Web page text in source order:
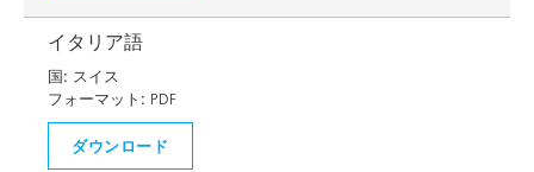
イタリア語
国: スイス
フォーマット: PDF
ダウンロード